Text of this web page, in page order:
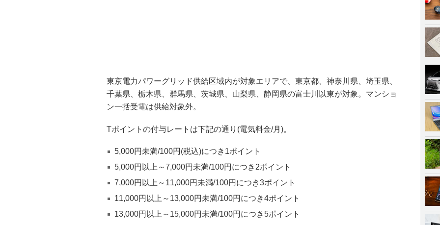
東京電力パワーグリッド供給区域内が対象エリアで、東京都、神奈川県、埼玉県、
千葉県、栃木県、群馬県、茨城県、山梨県、静岡県の富士川以東が対象。マンショ
ン一括受電は供給対象外。
Tポイントの付与レートは下記の通り(電気料金/月)。
5,000円未満/100円(税込)につき1ポイント
5,000円以上～7,000円未満/100円につき2ポイント
7,000円以上～11,000円未満/100円につき3ポイント
11,000円以上～13,000円未満/100円につき4ポイント
13,000円以上～15,000円未満/100円につき5ポイント